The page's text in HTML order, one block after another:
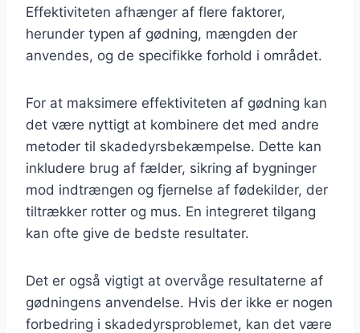
Effektiviteten afhænger af flere faktorer,
herunder typen af gødning, mængden der
anvendes, og de specifikke forhold i området.
For at maksimere effektiviteten af gødning kan
det være nyttigt at kombinere det med andre
metoder til skadedyrsbekæmpelse. Dette kan
inkludere brug af fælder, sikring af bygninger
mod indtrængen og fjernelse af fødekilder, der
tiltrækker rotter og mus. En integreret tilgang
kan ofte give de bedste resultater.
Det er også vigtigt at overvåge resultaterne af
gødningens anvendelse. Hvis der ikke er nogen
forbedring i skadedyrsproblemet, kan det være